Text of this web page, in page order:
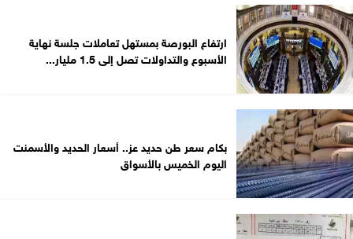
ارتفاع البورصة بمستهل تعاملات جلسة نهاية
الأسبوع والتداولات تصل إلى 1.5 مليار...
بكام سعر طن حديد عز.. أسعار الحديد والأسمنت
اليوم الخميس بالأسواق